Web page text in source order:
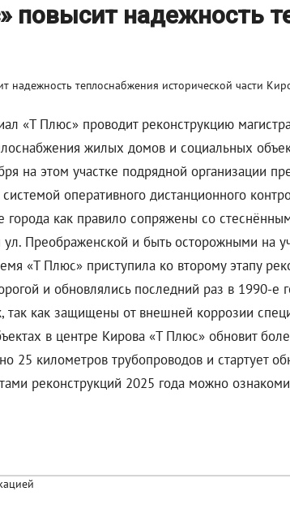
повысит надежность
«Т Плюс» проводит реконструкцию
жилых домов и социальных
на этом участке подрядной организации
оперативного дистанционного
города как правило сопряжены со
ул. Преображенской и быть осторожными на
«Т Плюс» приступила ко второму этапу
и обновлялись последний раз в 1990-
так как защищены от внешней коррозии
в центре Кирова «Т Плюс» обновит
25 километров трубопроводов и стартует
реконструкций 2025 года можно